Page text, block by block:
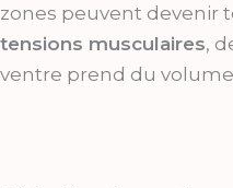
zones peuvent devenir
tensions musculaires,
ventre prend du